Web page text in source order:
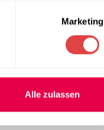
Marketing
Alle zulassen